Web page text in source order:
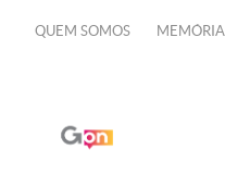
QUEM SOMOS MEMÓRIA